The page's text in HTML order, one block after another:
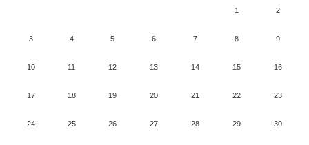
1 2
3 4 5 6 7 8 9
10 11 12 13 14 15 16
17 18 19 20 21 22 23
24 25 26 27 28 29 30